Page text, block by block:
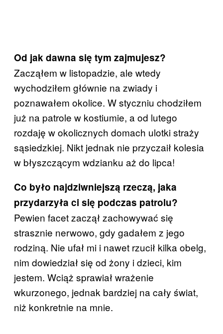
Od jak dawna się tym zajmujesz?
Zacząłem w listopadzie, ale wtedy
wychodziłem głównie na zwiady i
poznawałem okolice. W styczniu chodziłem
już na patrole w kostiumie, a od lutego
rozdaję w okolicznych domach ulotki straży
sąsiedzkiej. Nikt jednak nie przyczaił kolesia
w błyszczącym wdzianku aż do lipca!
Co było najdziwniejszą rzeczą, jaka
przydarzyła ci się podczas patrolu?
Pewien facet zaczął zachowywać się
strasznie nerwowo, gdy gadałem z jego
rodziną. Nie ufał mi i nawet rzucił kilka obelg,
nim dowiedział się od żony i dzieci, kim
jestem. Wciąż sprawiał wrażenie
wkurzonego, jednak bardziej na cały świat,
niż konkretnie na mnie.